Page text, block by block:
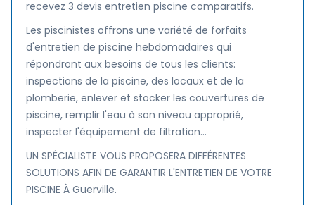
recevez 3 devis entretien piscine comparatifs.
Les piscinistes offrons une variété de forfaits
d'entretien de piscine hebdomadaires qui
répondront aux besoins de tous les clients:
inspections de la piscine, des locaux et de la
plomberie, enlever et stocker les couvertures de
piscine, remplir l'eau à son niveau approprié,
inspecter l'équipement de filtration...
UN SPÉCIALISTE VOUS PROPOSERA DIFFÉRENTES
SOLUTIONS AFIN DE GARANTIR L'ENTRETIEN DE VOTRE
PISCINE À Guerville.